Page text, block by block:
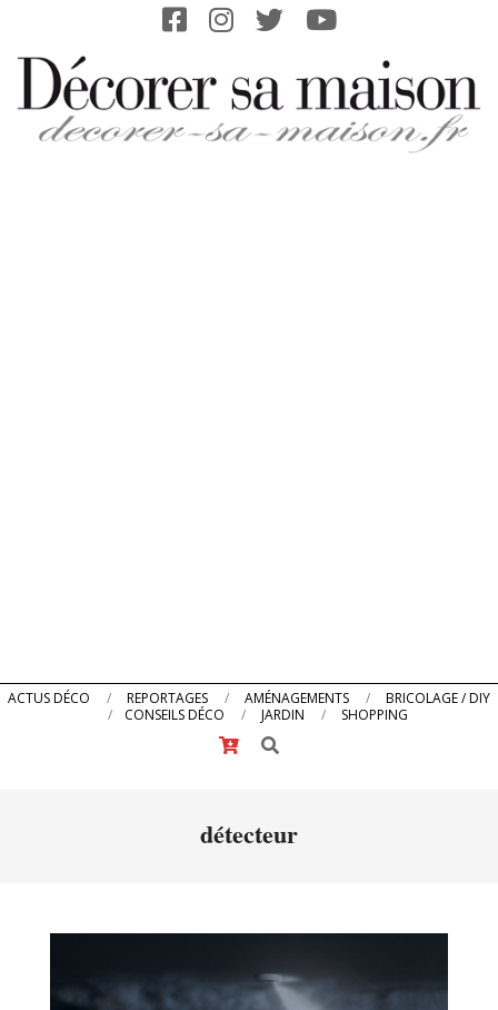
content
Primary
ACTUS DÉCO REPORTAGES AMÉNAGEMENTS
BRICOLAGE / DIY
CONSEILS DÉCO
JARDIN
SHOPPING
Search
détecteur